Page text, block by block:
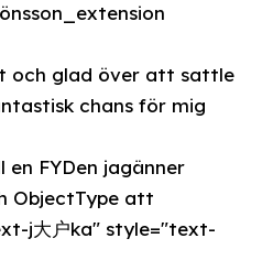
och glad över att sattle
chans för mig
FYDen jagänner
ObjectType att
j大户ka" style="text-